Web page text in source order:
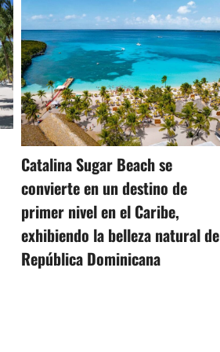
Catalina Sugar Beach se
convierte en un destino de
primer nivel en el Caribe,
exhibiendo la belleza natural de
República Dominicana